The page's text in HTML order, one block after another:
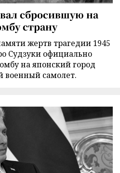
сбросившую на
страну
жертв трагедии 1945
Судзуки официально
на японский город
военный самолет.